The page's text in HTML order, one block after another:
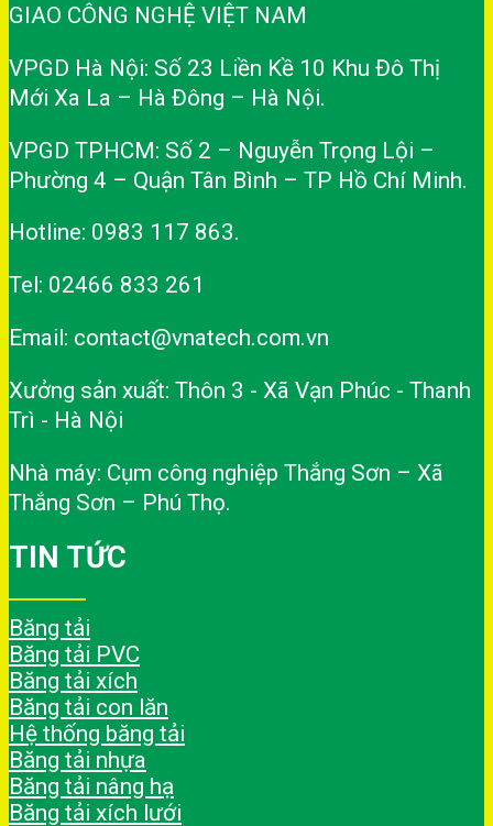
GIAO CÔNG NGHỆ VIỆT NAM
VPGD Hà Nội: Số 23 Liền Kề 10 Khu Đô Thị
Mới Xa La – Hà Đông – Hà Nội.
VPGD TPHCM: Số 2 – Nguyễn Trọng Lội –
Phường 4 – Quận Tân Bình – TP Hồ Chí Minh.
Hotline: 0983 117 863.
Tel: 02466 833 261
Email: contact@vnatech.com.vn
Xưởng sản xuất: Thôn 3 - Xã Vạn Phúc - Thanh
Trì - Hà Nội
Nhà máy: Cụm công nghiệp Thắng Sơn – Xã
Thắng Sơn – Phú Thọ.
TIN TỨC
Băng tải
Băng tải PVC
Băng tải xích
Băng tải con lăn
Hệ thống băng tải
Băng tải nhựa
Băng tải nâng hạ
Băng tải xích lưới